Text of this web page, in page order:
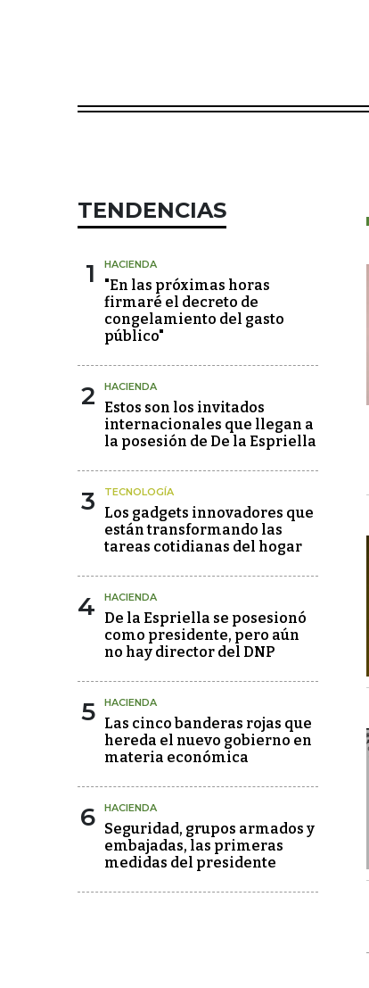
TENDENCIAS
1 HACIENDA
"En las próximas horas
firmaré el decreto de
congelamiento del gasto
público"
2 HACIENDA
Estos son los invitados
internacionales que llegan a
la posesión de De la Espriella
3 TECNOLOGÍA
Los gadgets innovadores que
están transformando las
tareas cotidianas del hogar
4 HACIENDA
De la Espriella se posesionó
como presidente, pero aún
no hay director del DNP
5 HACIENDA
Las cinco banderas rojas que
hereda el nuevo gobierno en
materia económica
6 HACIENDA
Seguridad, grupos armados y
embajadas, las primeras
medidas del presidente